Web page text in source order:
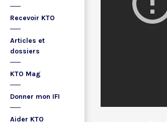
Recevoir KTO
Articles et
dossiers
KTO Mag
Donner mon IFI
Aider KTO